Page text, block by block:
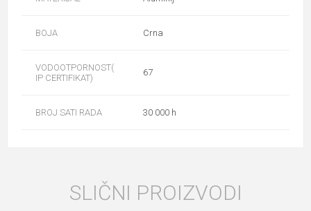
BOJA Crna
VODOOTPORNOST(
IP CERTIFIKAT)
67
BROJ SATI RADA 30 000 h
SLIČNI PROIZVODI